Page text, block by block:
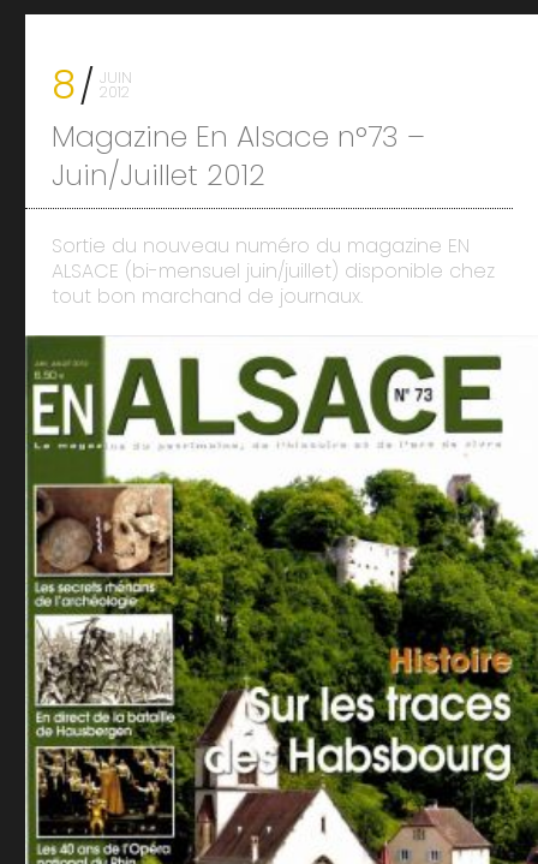
8 JUIN
2012
Magazine En Alsace n°73 –
Juin/Juillet 2012
Sortie du nouveau numéro du magazine EN
ALSACE (bi-mensuel juin/juillet) disponible chez
tout bon marchand de journaux.